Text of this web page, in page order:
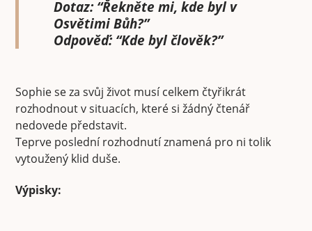
Dotaz: “Řekněte mi, kde byl v
Osvětimi Bůh?”
Odpověď: “Kde byl člověk?”
Sophie se za svůj život musí celkem čtyřikrát
rozhodnout v situacích, které si žádný čtenář
nedovede představit.
Teprve poslední rozhodnutí znamená pro ni tolik
vytoužený klid duše.
Výpisky: